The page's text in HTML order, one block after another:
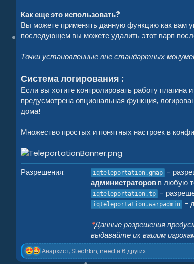
Как еще это использовать?
Вы можете применять данную функцию как вам
последующем вы можете удалить этот варп
Точки установленные вне стандартных
Система логирования :
Если вы хотите контролировать работу
предусмотрена опциональная функция,
дома!
Множество простых и понятных настроек в
Разрешения iqteleportation.gmap -
администраторовв любую
iqteleportation.tp -
iqteleportation.warpadmin -
*Данные разрешения
выдавайте их вашим
Р
е
Анархист, Stechkin, need и 6 других